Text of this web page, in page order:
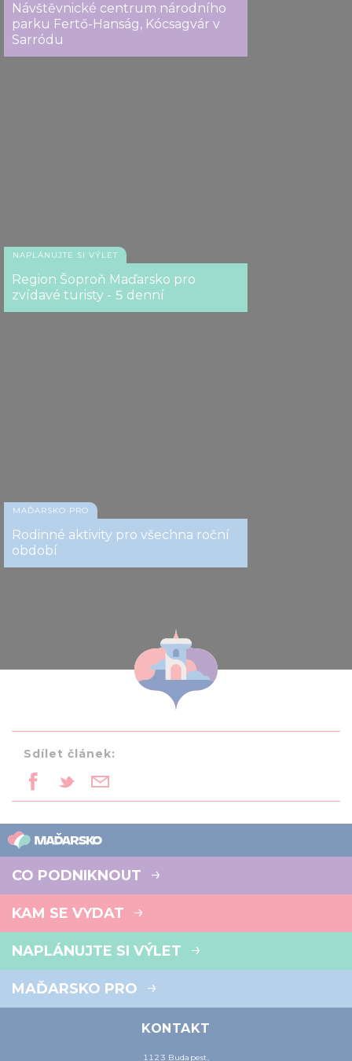
Návštěvnické centrum národního
parku Fertő-Hanság, Kócsagvár v
Sarródu
NAPLÁNUJTE SI VÝLET
Region Šoproň Maďarsko pro
zvídavé turisty - 5 denní
MAĎARSKO PRO
Rodinné aktivity pro všechna roční
období
Sdílet článek:
CO PODNIKNOUT
KAM SE VYDAT
NAPLÁNUJTE SI VÝLET
MAĎARSKO PRO
KONTAKT
1123 Budapest,